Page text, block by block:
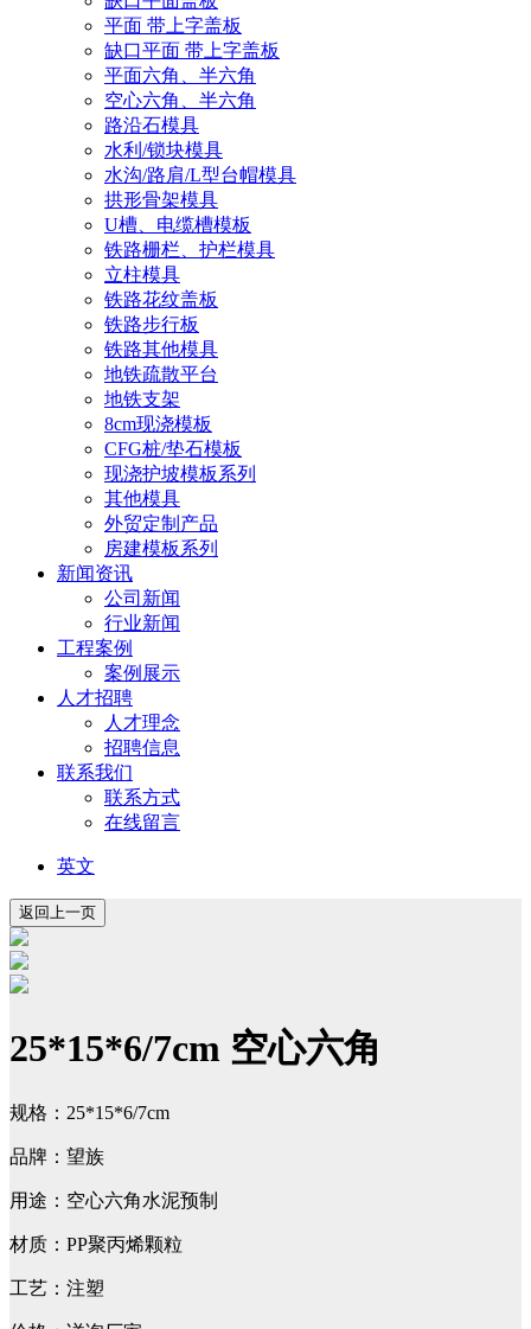
平面 带上字盖板
缺口平面 带上字盖板
平面六角、半六角
空心六角、半六角
路沿石模具
水利/锁块模具
水沟/路肩/L型台帽模具
拱形骨架模具
U槽、电缆槽模板
铁路栅栏、护栏模具
立柱模具
铁路花纹盖板
铁路步行板
铁路其他模具
地铁疏散平台
地铁支架
8cm现浇模板
CFG桩/垫石模板
现浇护坡模板系列
其他模具
外贸定制产品
房建模板系列
新闻资讯
公司新闻
行业新闻
工程案例
案例展示
人才招聘
人才理念
招聘信息
联系我们
联系方式
在线留言
英文
25*15*6/7cm 空心六角
规格：25*15*6/7cm
品牌：望族
用途：空心六角水泥预制
材质：PP聚丙烯颗粒
工艺：注塑